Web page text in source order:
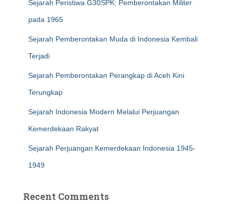
Sejarah Peristiwa G30SPK: Pemberontakan Militer
pada 1965
Sejarah Pemberontakan Muda di Indonesia Kembali
Terjadi
Sejarah Pemberontakan Perangkap di Aceh Kini
Terungkap
Sejarah Indonesia Modern Melalui Perjuangan
Kemerdekaan Rakyat
Sejarah Perjuangan Kemerdekaan Indonesia 1945-
1949
Recent Comments